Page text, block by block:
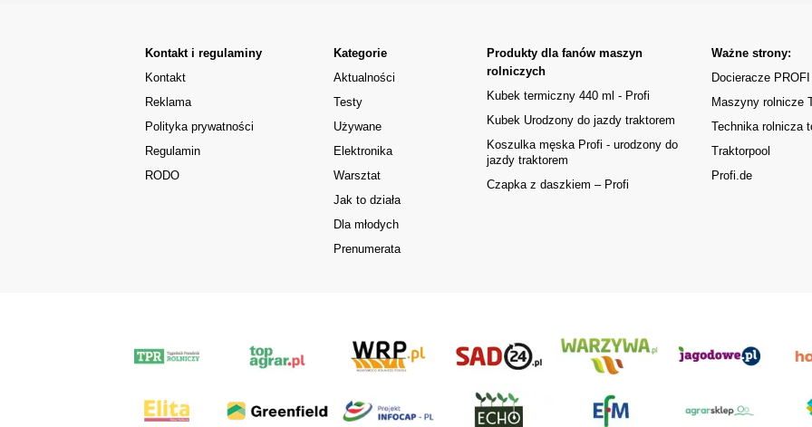
Kontakt i regulaminy
Kontakt
Reklama
Polityka prywatności
Regulamin
RODO
Kategorie
Aktualności
Testy
Używane
Elektronika
Warsztat
Jak to działa
Dla młodych
Prenumerata
Produkty dla fanów maszyn
rolniczych
Kubek termiczny 440 ml - Profi
Kubek Urodzony do jazdy traktorem
Koszulka męska Profi - urodzony do
jazdy traktorem
Czapka z daszkiem – Profi
Ważne strony:
Docieracze PROFI
Maszyny rolnicze
Technika rolnicza
Traktorpool
Profi.de